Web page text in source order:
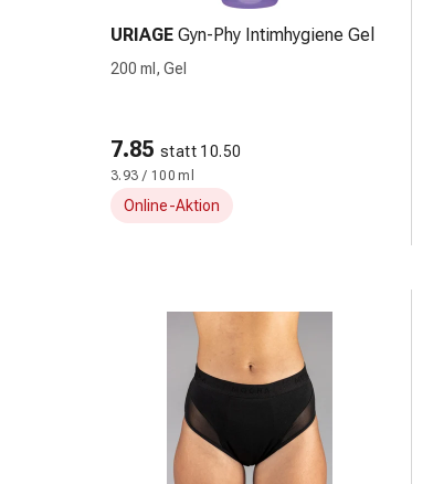
Schlauchverbände
Verbandsmaterialien
Verbrennungen
Verbands-
Sets
desinfektion
Sprühpflaster
Wundverschlussstreifen
URIAGE Gyn-Phy Intimhygiene Gel
200 ml, Gel
7.85 statt 10.50
3.93 / 100 ml
Online-Aktion